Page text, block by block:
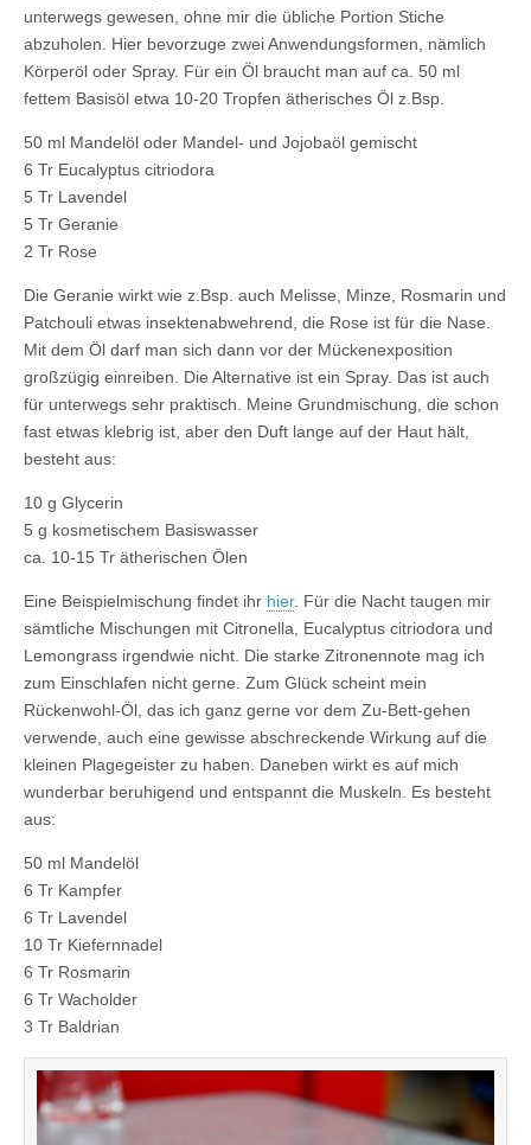
unterwegs gewesen, ohne mir die übliche Portion Stiche
abzuholen. Hier bevorzuge zwei Anwendungsformen, nämlich
Körperöl oder Spray. Für ein Öl braucht man auf ca. 50 ml
fettem Basisöl etwa 10-20 Tropfen ätherisches Öl z.Bsp.
50 ml Mandelöl oder Mandel- und Jojobaöl gemischt
6 Tr Eucalyptus citriodora
5 Tr Lavendel
5 Tr Geranie
2 Tr Rose
Die Geranie wirkt wie z.Bsp. auch Melisse, Minze, Rosmarin und
Patchouli etwas insektenabwehrend, die Rose ist für die Nase.
Mit dem Öl darf man sich dann vor der Mückenexposition
großzügig einreiben. Die Alternative ist ein Spray. Das ist auch
für unterwegs sehr praktisch. Meine Grundmischung, die schon
fast etwas klebrig ist, aber den Duft lange auf der Haut hält,
besteht aus:
10 g Glycerin
5 g kosmetischem Basiswasser
ca. 10-15 Tr ätherischen Ölen
Eine Beispielmischung findet ihr hier. Für die Nacht taugen mir
sämtliche Mischungen mit Citronella, Eucalyptus citriodora und
Lemongrass irgendwie nicht. Die starke Zitronennote mag ich
zum Einschlafen nicht gerne. Zum Glück scheint mein
Rückenwohl-Öl, das ich ganz gerne vor dem Zu-Bett-gehen
verwende, auch eine gewisse abschreckende Wirkung auf die
kleinen Plagegeister zu haben. Daneben wirkt es auf mich
wunderbar beruhigend und entspannt die Muskeln. Es besteht
aus:
50 ml Mandelöl
6 Tr Kampfer
6 Tr Lavendel
10 Tr Kiefernnadel
6 Tr Rosmarin
6 Tr Wacholder
3 Tr Baldrian